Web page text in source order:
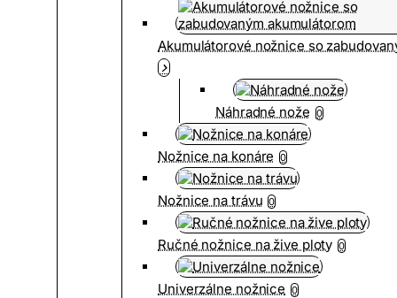
Akumulátorové nožnice so
Náhradné nože 0
Nožnice na konáre 0
Nožnice na trávu 0
Ručné nožnice na žive ploty 0
Univerzálne nožnice 0